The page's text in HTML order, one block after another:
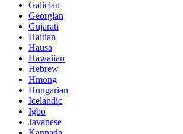
Galician
Georgian
Gujarati
Haitian
Hausa
Hawaiian
Hebrew
Hmong
Hungarian
Icelandic
Igbo
Javanese